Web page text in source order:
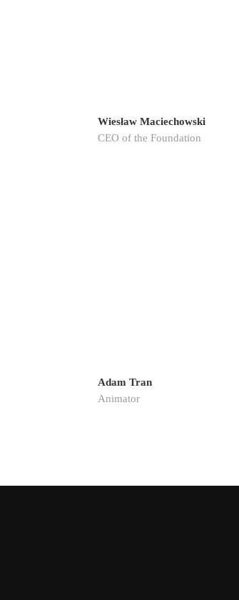
Wiesław Maciechowski
CEO of the Foundation
Adam Tran
Animator